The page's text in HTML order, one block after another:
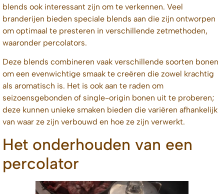
blends ook interessant zijn om te verkennen. Veel
branderijen bieden speciale blends aan die zijn ontworpen
om optimaal te presteren in verschillende zetmethoden,
waaronder percolators.
Deze blends combineren vaak verschillende soorten bonen
om een evenwichtige smaak te creëren die zowel krachtig
als aromatisch is. Het is ook aan te raden om
seizoensgebonden of single-origin bonen uit te proberen;
deze kunnen unieke smaken bieden die variëren afhankelijk
van waar ze zijn verbouwd en hoe ze zijn verwerkt.
Het onderhouden van een
percolator